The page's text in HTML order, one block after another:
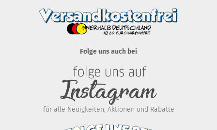
Folge uns auch bei
für alle Neuigkeiten, Aktionen und Rabatte